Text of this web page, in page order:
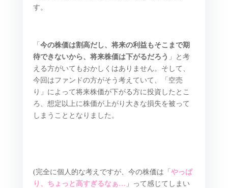
す。
「 今の株価は割高だし、将来の利益もそこまで期
待できないから、将来株価は下がるだろう 」と考
える方がいてもおかしくはありません。そして、
今回はファンドの方がそう考えていて、「空売
り」によって将来株価が下がる方に投資したとこ
ろ、想定以上に株価が上がり大きな損失を被って
しまうこととなりました。
(完全に個人的な考えですが、今の株価は「 やっぱ
り、ちょっと高すぎるなぁ… 」って感じてしまい